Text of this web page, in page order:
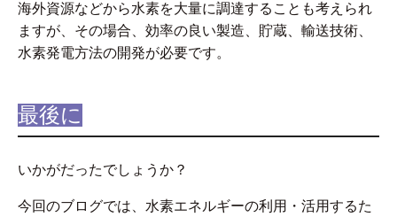
海外資源などから水素を大量に調達することも考えられ
ますが、その場合、効率の良い製造、貯蔵、輸送技術、
水素発電方法の開発が必要です。
最後に
いかがだったでしょうか？
今回のブログでは、水素エネルギーの利用・活用するた